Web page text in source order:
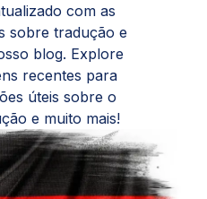
com as
sobre tradução e
blog. Explore
recentes para
úteis sobre o
e muito mais!